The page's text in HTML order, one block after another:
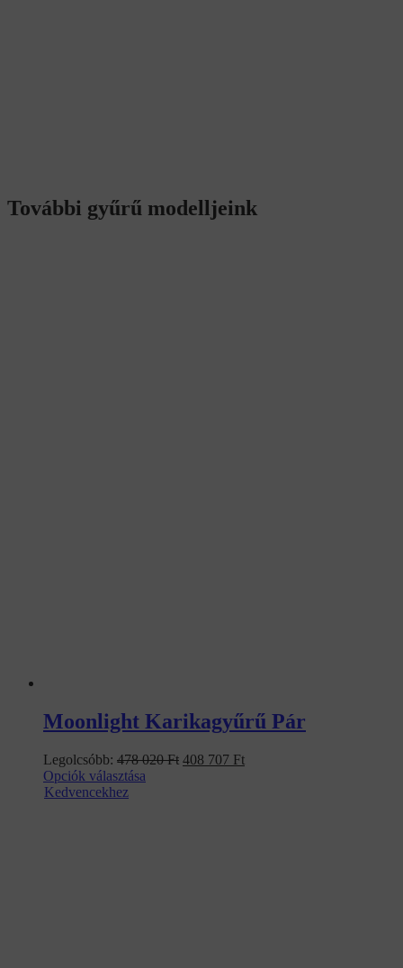
További gyűrű modelljeink
Moonlight Karikagyűrű Pár
Legolcsóbb: 478 020Ft Original
408 707 FtCurrent
Opciók választása
Kedvencekhez